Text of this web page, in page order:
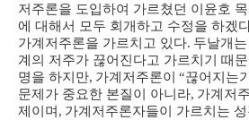
저주론을 도입하여 가르쳤던 이윤호
에 대해서 모두 회개하고 수정을 하겠
가계저주론을 가르치고 있다. 두날개
계의 저주가 끊어진다고 가르치기 때
명을 하지만, 가계저주론이 “끊어지는
문제가 중요한 본질이 아니라, 가계저
제이며 , 가계저주론자들이 가르치는